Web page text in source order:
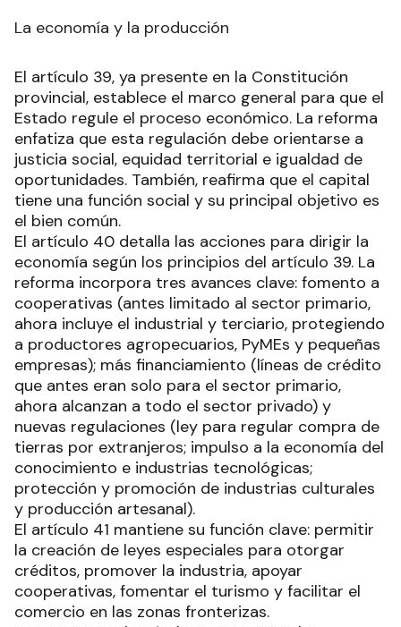
La economía y la producción
El artículo 39, ya presente en la Constitución
provincial, establece el marco general para que el
Estado regule el proceso económico. La reforma
enfatiza que esta regulación debe orientarse a
justicia social, equidad territorial e igualdad de
oportunidades. También, reafirma que el capital
tiene una función social y su principal objetivo es
el bien común.
El artículo 40 detalla las acciones para dirigir la
economía según los principios del artículo 39. La
reforma incorpora tres avances clave: fomento a
cooperativas (antes limitado al sector primario,
ahora incluye el industrial y terciario, protegiendo
a productores agropecuarios, PyMEs y pequeñas
empresas); más financiamiento (líneas de crédito
que antes eran solo para el sector primario,
ahora alcanzan a todo el sector privado) y
nuevas regulaciones (ley para regular compra de
tierras por extranjeros; impulso a la economía del
conocimiento e industrias tecnológicas;
protección y promoción de industrias culturales
y producción artesanal).
El artículo 41 mantiene su función clave: permitir
la creación de leyes especiales para otorgar
créditos, promover la industria, apoyar
cooperativas, fomentar el turismo y facilitar el
comercio en las zonas fronterizas.